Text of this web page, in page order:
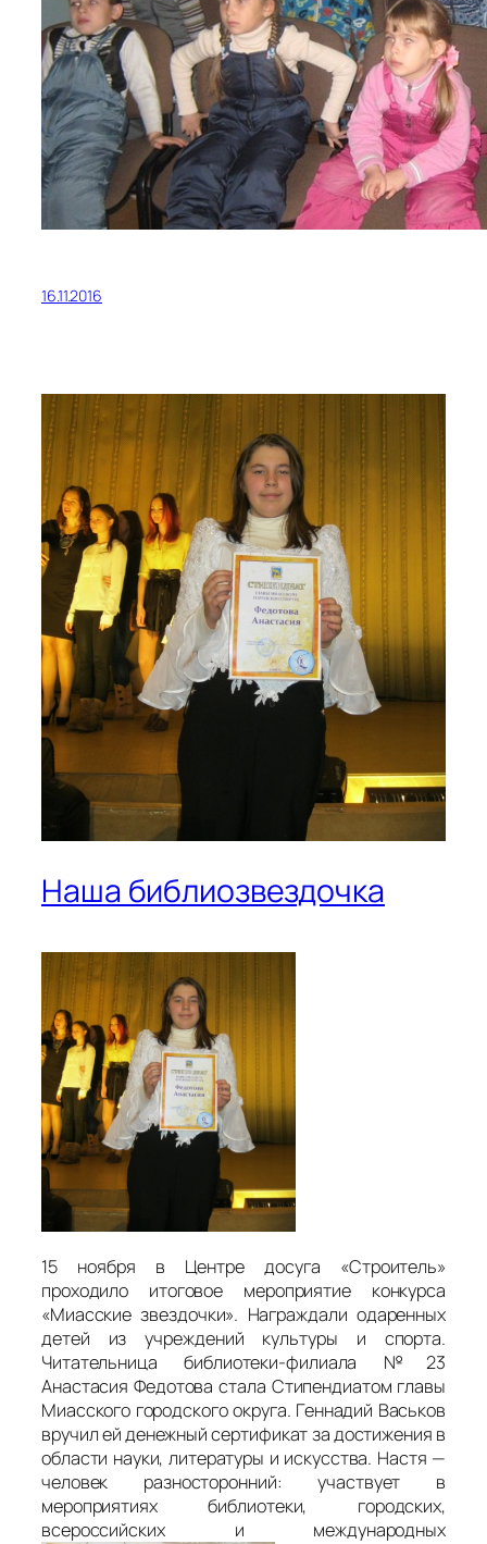
16.11.2016
Наша библиозвездочка
15 ноября в Центре досуга «Строитель»
проходило итоговое мероприятие конкурса
«Миасские звездочки». Награждали одаренных
детей из учреждений культуры и спорта.
Читательница библиотеки-филиала №23
Анастасия Федотова стала Стипендиатом главы
Миасского городского округа. Геннадий Васьков
вручил ей денежный сертификат за достижения в
области науки, литературы и искусства. Настя —
человек разносторонний: участвует в
мероприятиях библиотеки, городских,
всероссийских и международных